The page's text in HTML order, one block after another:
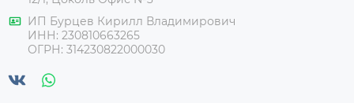
ИП Бурцев Кирилл Владимирович
ИНН: 230810663265
ОГРН: 314230822000030